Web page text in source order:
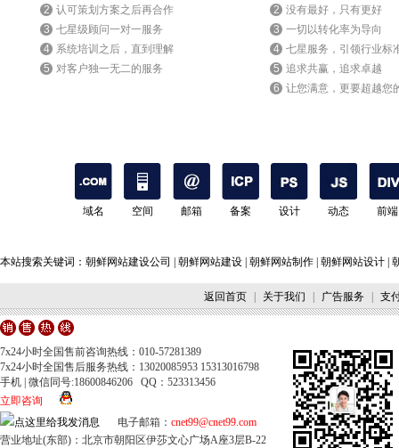
2 认可策划方案之后再合作
3 七星级顾问一对一服务
4
系统培训之后，直到理解
5 对客户独一无二的服务
2 没有最好，只有更好
3 一切以转化率为导向
4 七星服务，引领行业标
5 追求共赢，追求卓越
6 让您满意，更要超越您
域名 空间 邮箱 备案 设计 动态 前端
本站搜索关键词： 朝鲜网站建设公司 朝鲜网站建设 朝鲜网站制作 朝鲜网站设计
返回首页 关于我们 广告服务 支
7x24小时全国售前咨询热线：010-57281389
7x24小时全国售后服务热线：13020085953 15313016798
手机 | 微信同号:18600846206 QQ：523313456
立即咨询
电子邮箱： cnet99@cnet99.com
营业地址(东部)：北京市朝阳区伊莎文心广场A座3层B-22